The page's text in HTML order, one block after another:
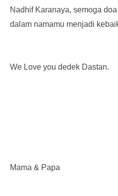
Nadhif Karanaya, semoga
dalam namamu menjadi
We Love you dedek Dastan.
Mama & Papa